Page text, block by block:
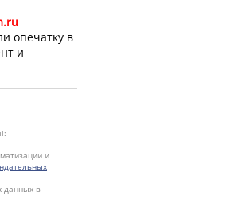
опечатку в
и
и
данных в